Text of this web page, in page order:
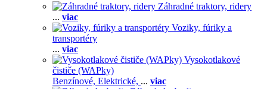
Záhradné traktory, ridery
... viac
Voziky, fúriky a
transportéry
... viac
Vysokotlakové
čističe (WAPky)
Benzínové, Elektrické, ... viac